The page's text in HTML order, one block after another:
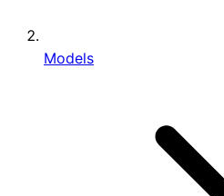
Models